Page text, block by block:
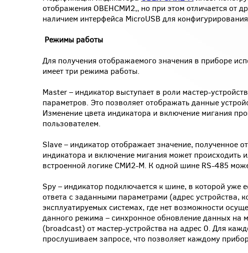
отображения ОВЕНСМИ2,, но при этом отличается от
наличием интерфейса MicroUSB для
Режимы работы
Для получения отображаемого значения в приборе
имеет три режима работы.
Master – индикатор выступает в роли мастер-
параметров. Это позволяет отображать данные
Изменение цвета индикатора и включение мигания
пользователем.
Slave – индикатор отображает значение, полученное
индикатора и включение мигания может происходить
встроенной логике СМИ2-М. К одной шине RS-485
Spy – индикатор подключается к шине, в которой уже
ответа с заданными параметрами (адрес устройства,
эксплуатируемых системах, где нет возможности
данного режима – синхронное обновление данных
(broadcast) от мастер-устройства на адрес 0. Для
прослушиваем запросе, что позволяет каждому